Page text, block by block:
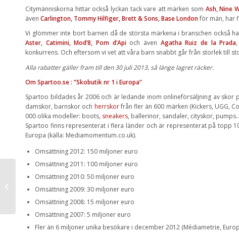
Citymänniskorna hittar också lyckan tack vare att märken som Ash, Nine
även Carlington, Tommy Hilfiger, Brett & Sons, Base Londonför män, har
Vi glömmer inte bort barnen då de största märkena i branschen också
Aster, Catimini, Mod’8, Pom d’Apioch även Agatha Ruiz de la Prada
konkurrens. Och eftersom vi vet att våra barn snabbt går från storlek till
Alla rabatter gäller fram till den 30 juli 2013, så länge lagret räcker.
Om Spartoo.se : ”Skobutik nr 1 i Europa”
Spartoo bildades år 2006 och är ledande inom onlineförsäljning av skor
damskor, barnskor och herrskorfrån fler än 600 märken (Kickers, UGG,
000 olika modeller: boots, sneakers, ballerinor, sandaler, cityskor,
Spartoo finns representerat i flera länder och är representerat på topp
Europa (källa: Mediamomentum.co.uk).
Omsättning 2012: 150 miljoner euro
Omsättning 2011: 100 miljoner euro
Omsättning 2010: 50 miljoner euro
Omsättning 2009: 30 miljoner euro
Omsättning 2008: 15 miljoner euro
Omsättning 2007: 5 miljoner euro
Fler än 6 miljoner unika besökare i december 2012 (Médiametrie,
Lägga nytt tak?